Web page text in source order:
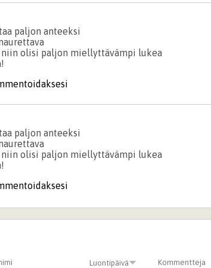
paljon anteeksi
olisi paljon miellyttävämpi lukea
paljon anteeksi
olisi paljon miellyttävämpi lukea
Luontipäivä Kommentteja